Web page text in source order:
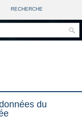
RECHERCHE
du